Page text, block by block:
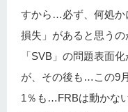
すから…必ず、何処か
損失」があると思う
「SVB」の問題表面
が、その後も…この9
1％も…FRBは動かな